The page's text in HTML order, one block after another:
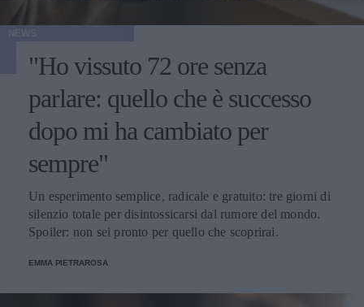
"Ho vissuto 72 ore senza
parlare: quello che è successo
dopo mi ha cambiato per
sempre"
Un esperimento semplice, radicale e gratuito: tre giorni di
silenzio totale per disintossicarsi dal rumore del mondo.
Spoiler: non sei pronto per quello che scoprirai.
EMMA PIETRAROSA